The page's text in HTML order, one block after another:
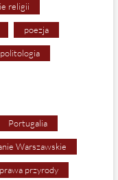
religii
poezja
politologia
Portugalia
Warszawskie
prawa przyrody